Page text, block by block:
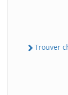
Trouver